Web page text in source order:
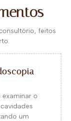
feitos
examinar o
um